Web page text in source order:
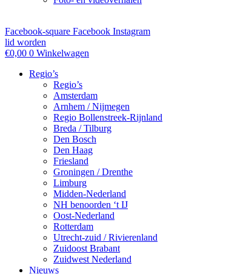
Facebook-square Facebook Instagram
lid worden
€0,00 0 Winkelwagen
Regio’s
Regio’s
Amsterdam
Arnhem / Nijmegen
Regio Bollenstreek-Rijnland
Breda / Tilburg
Den Bosch
Den Haag
Friesland
Groningen / Drenthe
Limburg
Midden-Nederland
NH benoorden ‘t IJ
Oost-Nederland
Rotterdam
Utrecht-zuid / Rivierenland
Zuidoost Brabant
Zuidwest Nederland
Nieuws